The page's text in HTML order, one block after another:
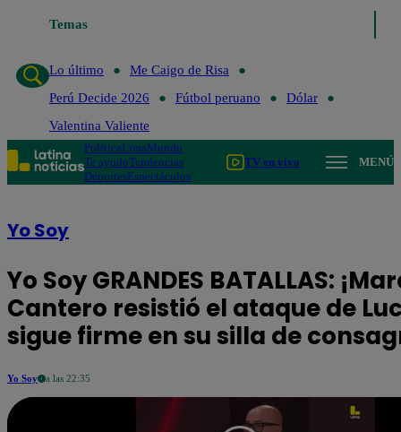
Temas
Lo último
Me Caigo de Risa
Perú Decide 2026
Fútbol peruano
Dólar
Valentina Valiente
PolíticaLimaMundo
Te ayudoTendencias
DeportesEspectáculos
TV en vivo MENÚ
Yo Soy
Yo Soy GRANDES BATALLAS:
Cantero resistió el ataque de
sigue firme en su silla de
Yo Soy a las 22:35